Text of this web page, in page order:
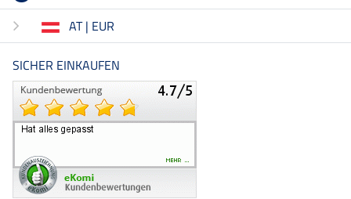
AT | EUR
SICHER EINKAUFEN